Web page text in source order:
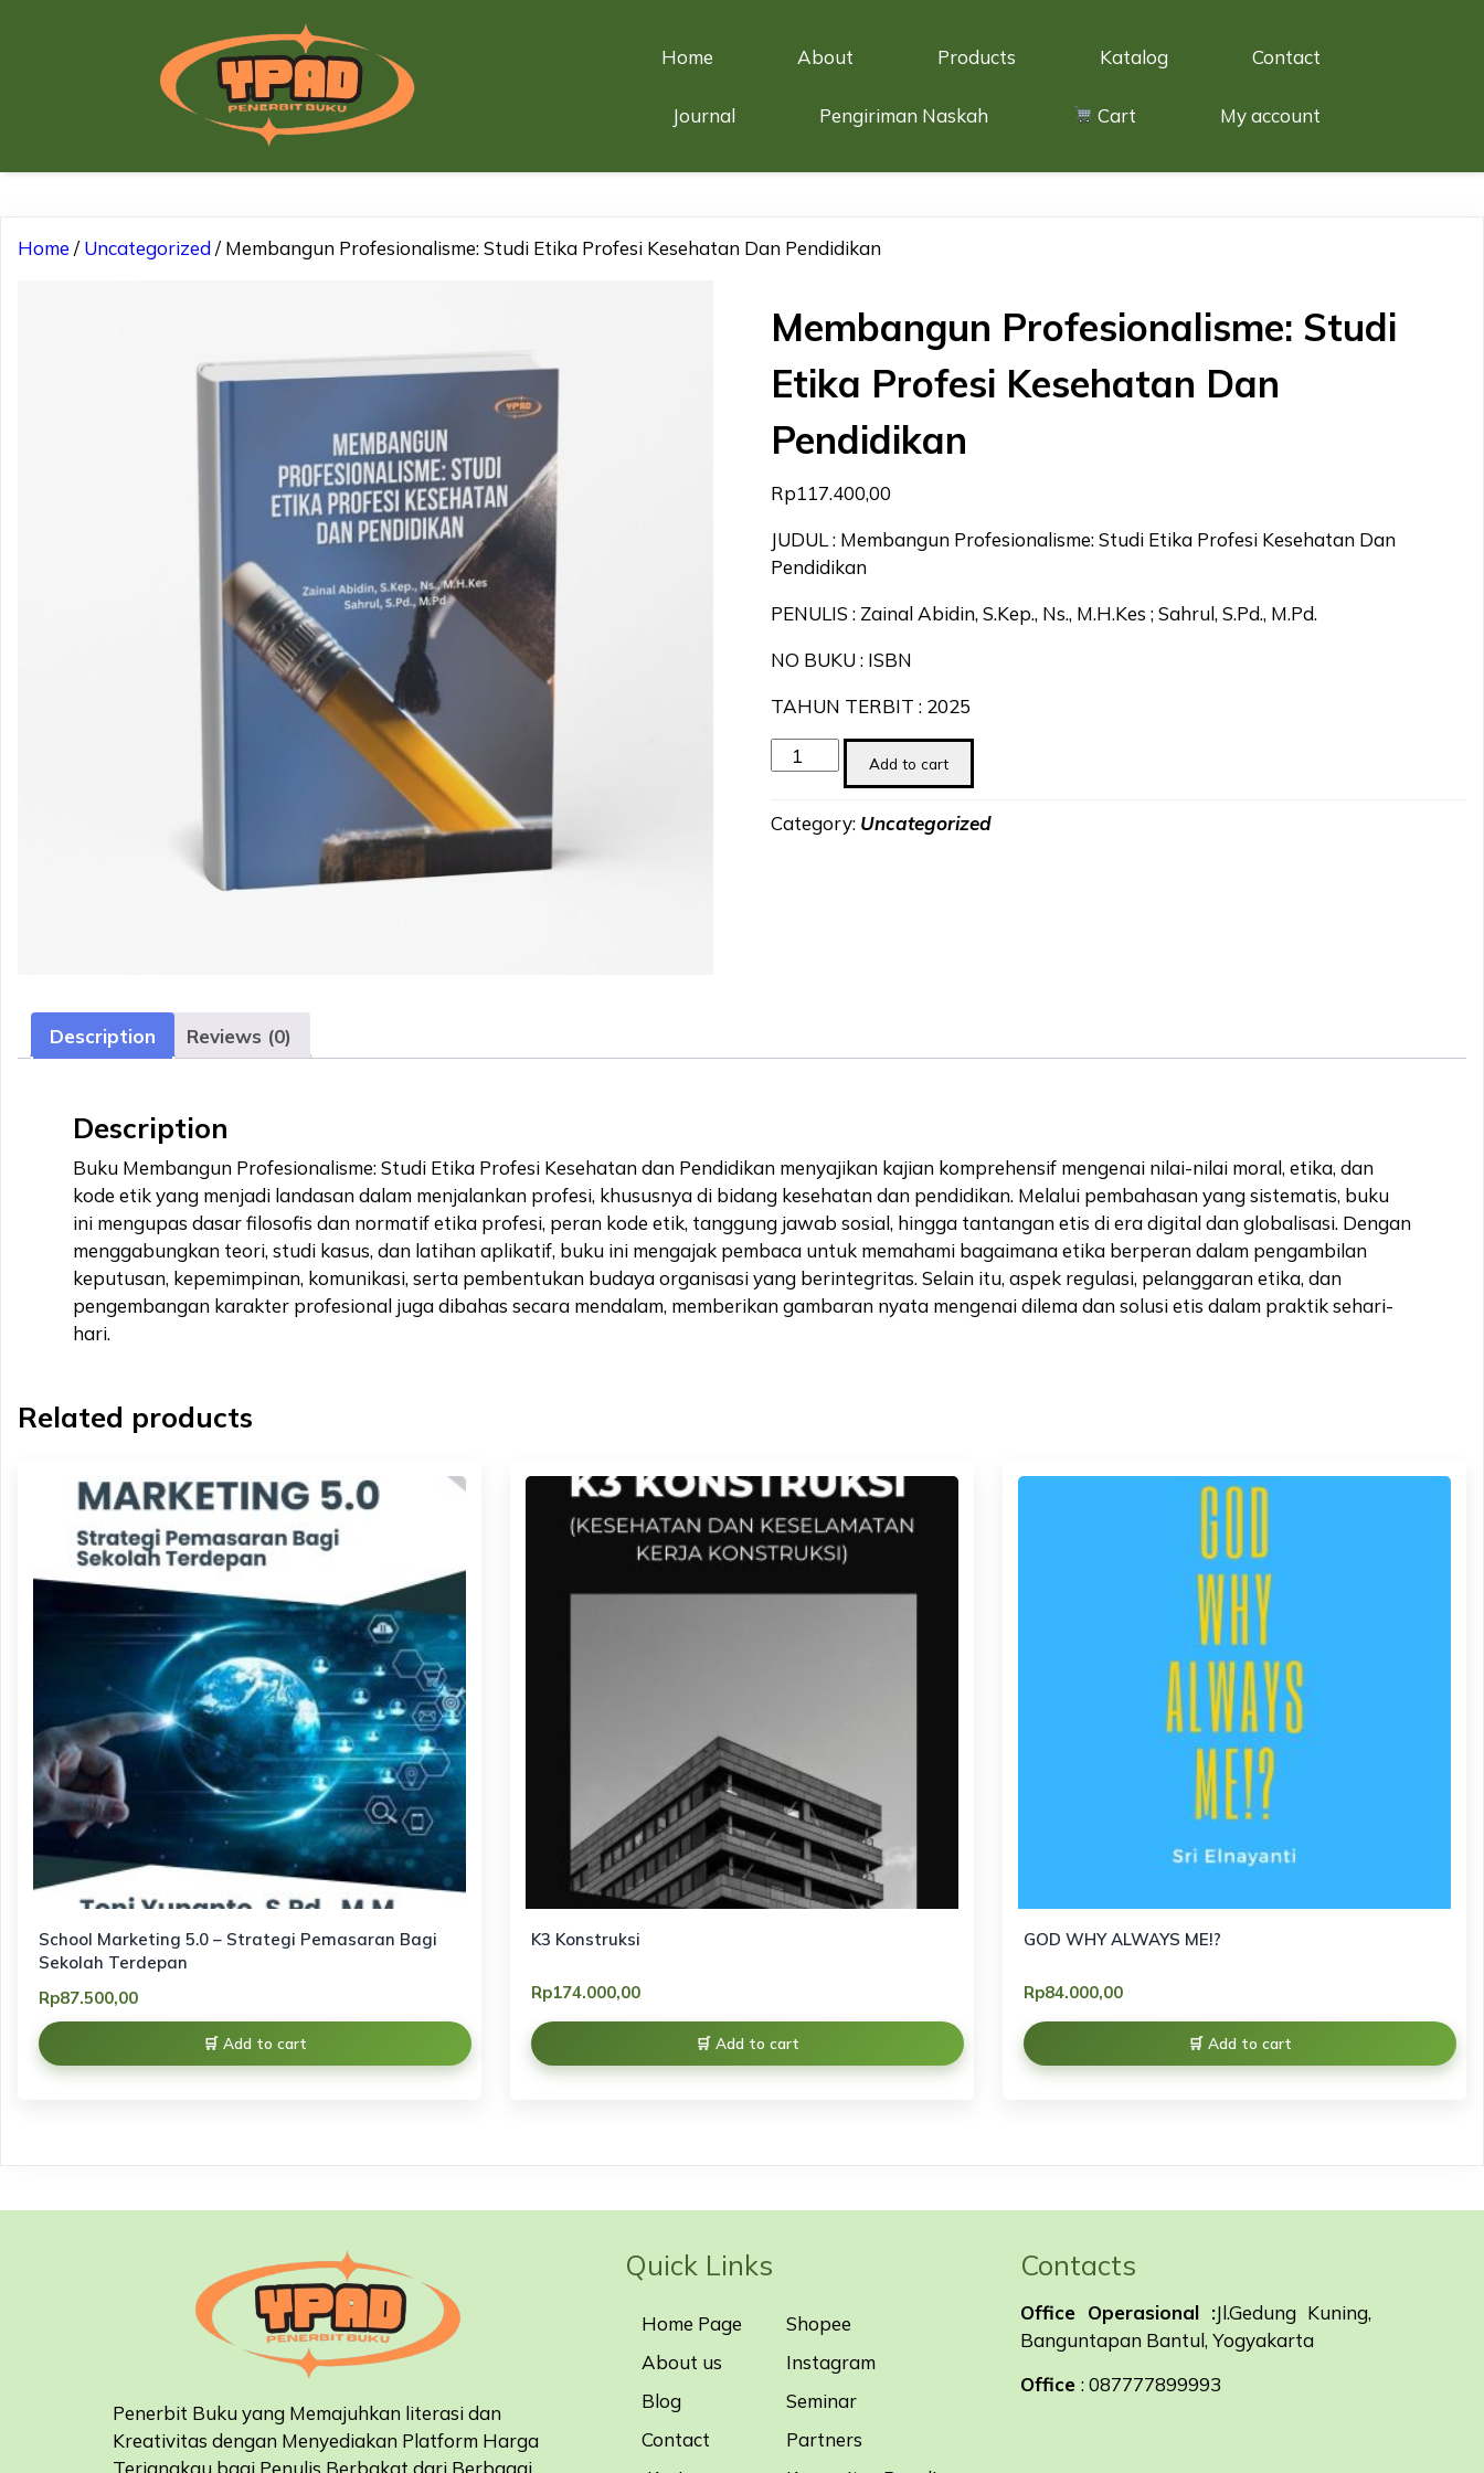
Home About Products Katalog Contact
Journal Pengiriman Naskah Cart My account
Home /Uncategorized/ Membangun Profesionalisme: Studi Etika Profesi Kesehatan Dan Pendidikan
Membangun Profesionalisme: Studi
Etika Profesi Kesehatan Dan
Pendidikan
Rp117.400,00
JUDUL : Membangun Profesionalisme: Studi Etika Profesi Kesehatan Dan
Pendidikan
PENULIS : Zainal Abidin, S.Kep., Ns., M.H.Kes ; Sahrul, S.Pd., M.Pd.
NO BUKU : ISBN
TAHUN TERBIT : 2025
Membangun
Profesionalisme:
Etika
Add to cart
Category: Uncategorized
Description Reviews (0)
Description
Buku Membangun Profesionalisme: Studi Etika Profesi Kesehatan dan Pendidikan menyajikan kajian komprehensif mengenai nilai-nilai moral, etika, dan
kode etik yang menjadi landasan dalam menjalankan profesi, khususnya di bidang kesehatan dan pendidikan. Melalui pembahasan yang sistematis, buku
ini mengupas dasar filosofis dan normatif etika profesi, peran kode etik, tanggung jawab sosial, hingga tantangan etis di era digital dan globalisasi. Dengan
menggabungkan teori, studi kasus, dan latihan aplikatif, buku ini mengajak pembaca untuk memahami bagaimana etika berperan dalam pengambilan
keputusan, kepemimpinan, komunikasi, serta pembentukan budaya organisasi yang berintegritas. Selain itu, aspek regulasi, pelanggaran etika, dan
pengembangan karakter profesional juga dibahas secara mendalam, memberikan gambaran nyata mengenai dilema dan solusi etis dalam praktik sehari-
hari.
Related products
School Marketing 5.0 – Strategi Pemasaran Bagi
Sekolah Terdepan
Rp87.500,00
Add to cart
K3 Konstruksi
Rp174.000,00
Add to cart
GOD WHY ALWAYS ME!?
Rp84.000,00
Add to cart
Penerbit Buku yang Memajuhkan literasi dan
Kreativitas dengan Menyediakan Platform Harga
Terjangkau bagi Penulis Berbakat dari Berbagai
Quick Links
Home Page
About us
Blog
Contact
Shopee
Instagram
Seminar
Partners
Contacts
Office Operasional :Jl.Gedung Kuning,
Banguntapan Bantul, Yogyakarta
Office: 087777899993